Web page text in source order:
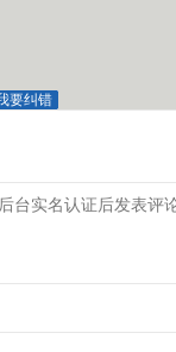
响
中
西
分
要纠错